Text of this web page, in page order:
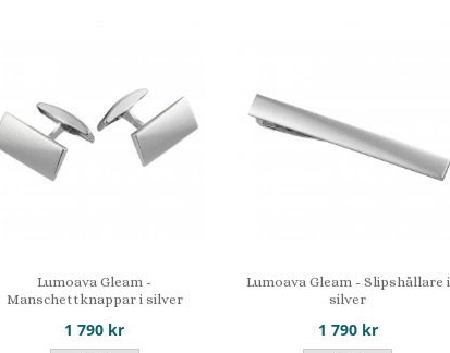
Lumoava Gleam -
Manschettknappar i silver
1 790 kr
Lumoava Gleam - Slipshållare i
silver
1 790 kr